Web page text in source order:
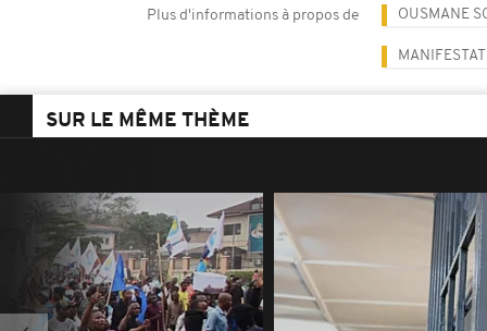
Plus d'informations à propos de OUSMANE
SUR LE MÊME THÈME